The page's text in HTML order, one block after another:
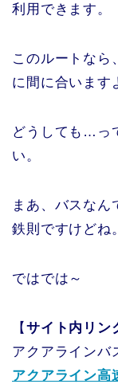
利用できます。
このルートなら
に間に合います
どうしても…っ
い。
まあ、バスなん
鉄則ですけどね。
ではでは～
【 サイト内リン
アクアラインバ
アクアライン高